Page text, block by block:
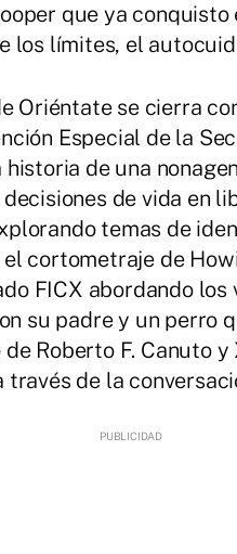
que ya
los límites, el
Oriéntate se cierra
Especial de la
de una
de vida en
temas de
el cortometraje de
FICX abordando
su padre y un perro
Roberto F. Canuto
de la